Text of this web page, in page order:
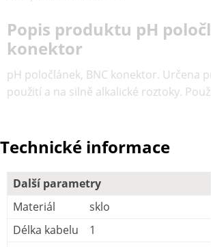
Popis produktu pH
konektor
pH poločlánek, BNC konektor. Určena
použití a na silně alkalické roztoky.
Technické informace
Další parametry
Materiál
sklo
Délka kabelu
1